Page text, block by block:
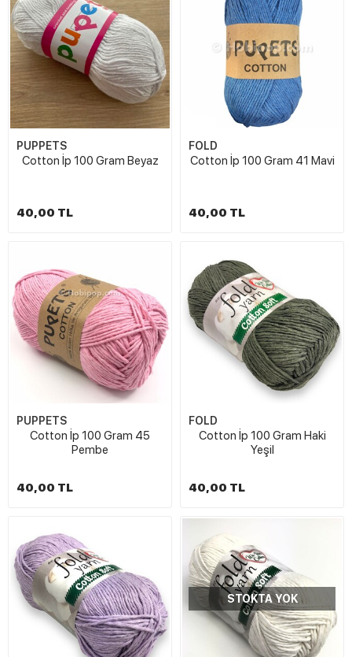
PUPPETS
Cotton İp 100 Gram Beyaz
40,00 TL
FOLD
Cotton İp 100 Gram 41 Mavi
40,00 TL
PUPPETS
Cotton İp 100 Gram 45
Pembe
40,00 TL
FOLD
Cotton İp 100 Gram Haki
Yeşil
40,00 TL
STOKTA YOK